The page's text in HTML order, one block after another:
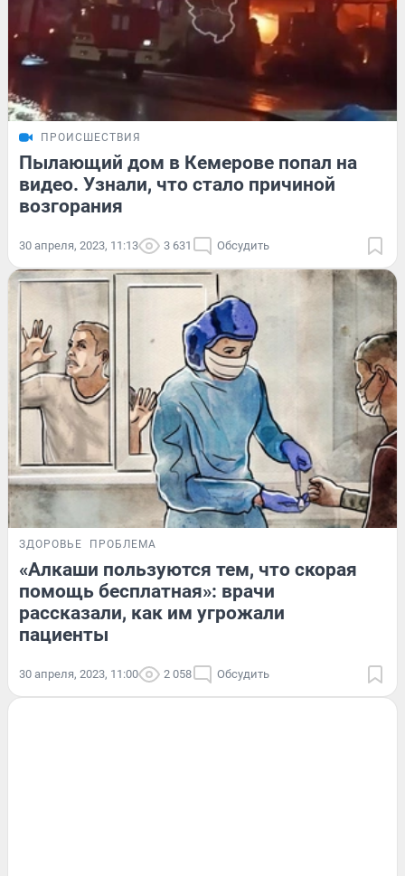
ПРОИСШЕСТВИЯ
Пылающий дом в Кемерове попал на
видео. Узнали, что стало причиной
возгорания
30 апреля, 2023, 11:13 3 631 Обсудить
ЗДОРОВЬЕ ПРОБЛЕМА
«Алкаши пользуются тем, что скорая
помощь бесплатная»: врачи
рассказали, как им угрожали
пациенты
30 апреля, 2023, 11:00 2 058 Обсудить